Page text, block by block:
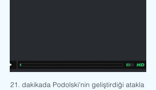
21. dakikada Podolski'nin geliştirdiği atakla